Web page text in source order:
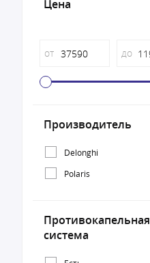
Цена
от до
Производитель
Delonghi
Polaris
Противокапельная
система